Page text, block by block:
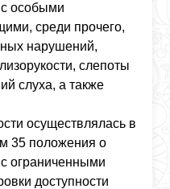
особыми
среди прочего,
нарушений,
слепоты
слуха, а также
осуществлялась в
35 положения о
ограниченными
доступности